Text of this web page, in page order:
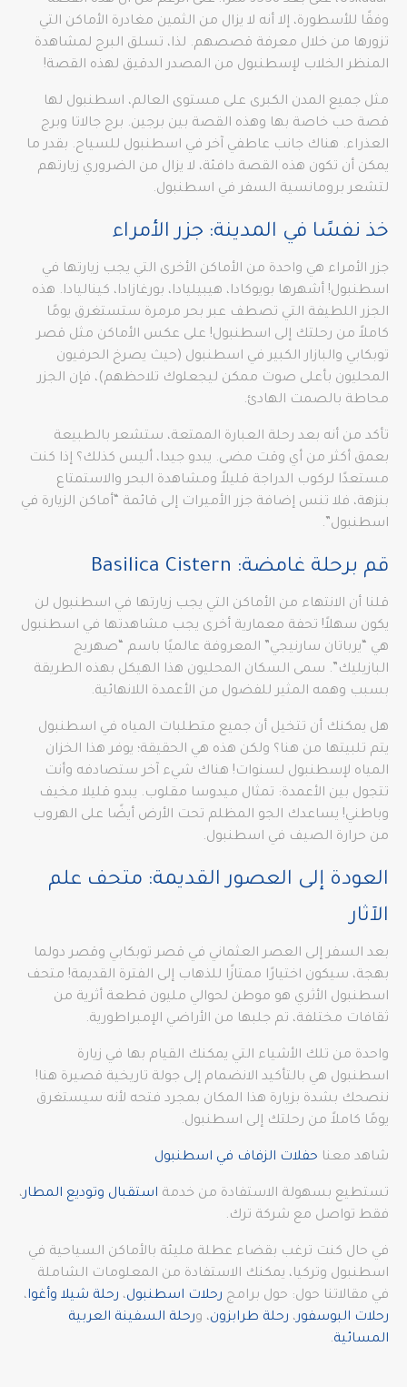
وفقًا للأسطورة، إلا أنه لا يزال من الثمين مغادرة الأماكن التي
تزورها من خلال معرفة قصصهم. لذا، تسلق البرج لمشاهدة
المنظر الخلاب لإسطنبول من المصدر الدقيق لهذه القصة!
مثل جميع المدن الكبرى على مستوى العالم، اسطنبول لها
قصة حب خاصة بها وهذه القصة بين برجين. برج جالاتا وبرج
العذراء. هناك جانب عاطفي آخر في اسطنبول للسياح. بقدر ما
يمكن أن تكون هذه القصة دافئة، لا يزال من الضروري زيارتهم
لتشعر برومانسية السفر في اسطنبول.
خذ نفسًا في المدينة: جزر الأمراء
جزر الأمراء هي واحدة من الأماكن الأخرى التي يجب زيارتها في
اسطنبول! أشهرها بويوكادا، هيبيليادا، بورغازادا، كيناليادا. هذه
الجزر اللطيفة التي تصطف عبر بحر مرمرة ستستغرق يومًا
كاملاً من رحلتك إلى اسطنبول! على عكس الأماكن مثل قصر
توبكابي والبازار الكبير في اسطنبول (حيث يصرخ الحرفيون
المحليون بأعلى صوت ممكن ليجعلوك تلاحظهم)، فإن الجزر
محاطة بالصمت الهادئ.
تأكد من أنه بعد رحلة العبارة الممتعة، ستشعر بالطبيعة
بعمق أكثر من أي وقت مضى. يبدو جيدا، أليس كذلك؟ إذا كنت
مستعدًا لركوب الدراجة قليلاً ومشاهدة البحر والاستمتاع
بنزهة، فلا تنس إضافة جزر الأميرات إلى قائمة “أماكن الزيارة في
اسطنبول”.
قم برحلة غامضة: Basilica Cistern
قلنا أن الانتهاء من الأماكن التي يجب زيارتها في اسطنبول لن
يكون سهلاً! تحفة معمارية أخرى يجب مشاهدتها في اسطنبول
هي “يرباتان سارنيجي” المعروفة عالميًا باسم “صهريج
البازيليك”. سمى السكان المحليون هذا الهيكل بهذه الطريقة
بسبب وهمه المثير للفضول من الأعمدة اللانهائية.
هل يمكنك أن تتخيل أن جميع متطلبات المياه في اسطنبول
يتم تلبيتها من هنا؟ ولكن هذه هي الحقيقة؛ يوفر هذا الخزان
المياه لإسطنبول لسنوات! هناك شيء آخر ستصادفه وأنت
تتجول بين الأعمدة: تمثال ميدوسا مقلوب. يبدو قليلا مخيف
وباطني! يساعدك الجو المظلم تحت الأرض أيضًا على الهروب
من حرارة الصيف في اسطنبول.
العودة إلى العصور القديمة: متحف علم
الآثار
بعد السفر إلى العصر العثماني في قصر توبكابي وقصر دولما
بهجة، سيكون اختيارًا ممتازًا للذهاب إلى الفترة القديمة! متحف
اسطنبول الأثري هو موطن لحوالي مليون قطعة أثرية من
ثقافات مختلفة، تم جلبها من الأراضي الإمبراطورية.
واحدة من تلك الأشياء التي يمكنك القيام بها في زيارة
اسطنبول هي بالتأكيد الانضمام إلى جولة تاريخية قصيرة هنا!
ننصحك بشدة بزيارة هذا المكان بمجرد فتحه لأنه سيستغرق
يومًا كاملاً من رحلتك إلى اسطنبول.
شاهد معنا حفلات الزفاف في اسطنبول
تستطيع بسهولة الاستفادة من خدمة استقبال وتوديع المطار،
فقط تواصل مع شركة ترك.
في حال كنت ترغب بقضاء عطلة مليئة بالأماكن السياحية في
اسطنبول وتركيا، يمكنك الاستفادة من المعلومات الشاملة
في مقالاتنا حول: حول برامج رحلات اسطنبول، رحلة شيلا وأغوا،
رحلات البوسفور، رحلة طرابزون، ورحلة السفينة العربية
المسائية.